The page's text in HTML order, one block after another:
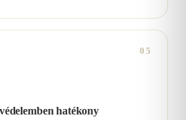
05
hatékony